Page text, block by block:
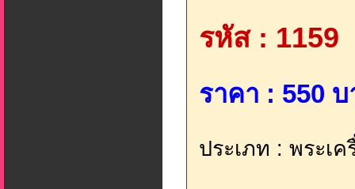
รหัส : 1159
ราคา : 550
ประเภท : พระเ